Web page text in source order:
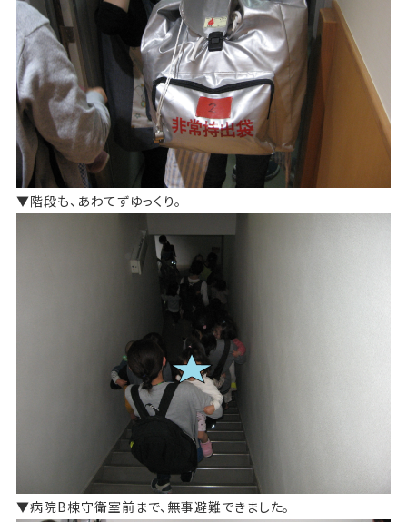
▼階段も、あわてずゆっくり。
▼病院B棟守衛室前まで、無事避難できました。